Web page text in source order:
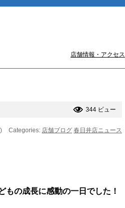
店舗情報・アクセス
344 ビュー
Categories: 店舗ブログ 春日井店ニュース
もの成長に感動の一日でした！